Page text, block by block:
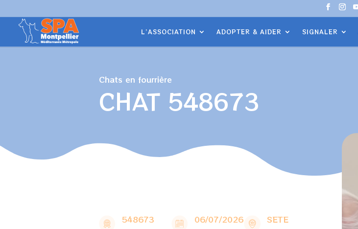
L’ASSOCIATION ADOPTER & AIDER SIGNALER
Chats en fourrière
CHAT 548673
548673 06/07/2026 SETE